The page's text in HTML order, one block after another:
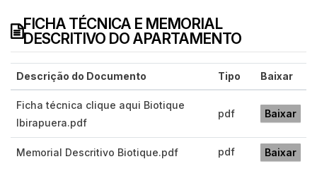
FICHA TÉCNICA E MEMORIAL
DESCRITIVO DO APARTAMENTO
Descrição do Documento Tipo Baixar
Ficha técnica clique aqui Biotique
Ibirapuera.pdf
pdf Baixar
Memorial Descritivo Biotique.pdf pdf Baixar